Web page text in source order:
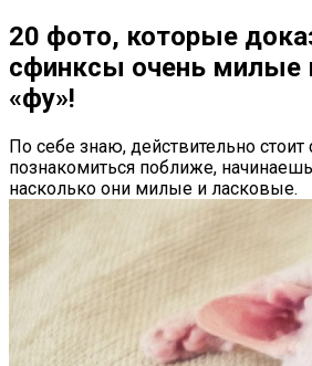
20 фото, которые
сфинксы очень милые
«фу»!
По себе знаю, действительно
познакомиться поближе,
насколько они милые и ласковые.